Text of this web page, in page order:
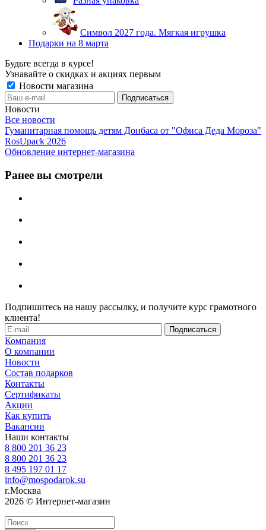
Символ 2027 года. Мягкая игрушка
Подарки на 8 марта
Будьте всегда в курсе!
Узнавайте о скидках и акциях первым
Новости магазина
Новости
Все новости
Гуманитарная помощь детям Донбаса от "Офиса Деда Мороза"
RosUpack 2026
Обновление интернет-магазина
Ранее вы смотрели
Подпишитесь на нашу рассылку, и получите курс грамотного
клиента!
Компания
О компании
Новости
Состав подарков
Контакты
Сертификаты
Акции
Как купить
Вакансии
Наши контакты
8 800 201 36 23
8 800 201 36 23
8 495 197 01 17
info@mospodarok.su
г.Москва
2026 © Интернет-магазин